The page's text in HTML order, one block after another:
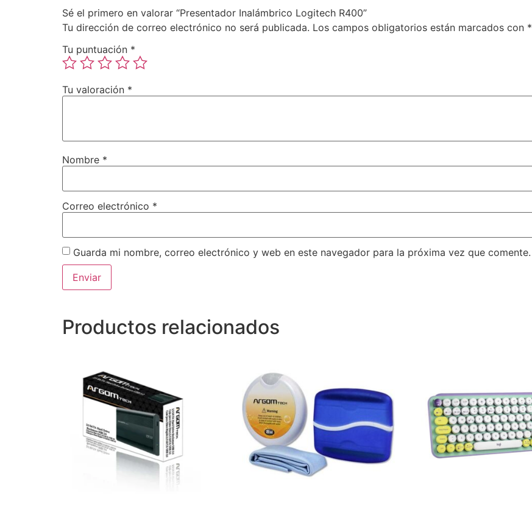
Sé el primero en valorar “Presentador Inalámbrico Logitech R400”
Tu dirección de correo electrónico no será publicada. Los campos obligatorios están marcados con *
Tu puntuación *
Tu valoración *
Nombre *
Correo electrónico *
Guarda mi nombre, correo electrónico y web en este navegador para la próxima vez que comente.
Productos relacionados